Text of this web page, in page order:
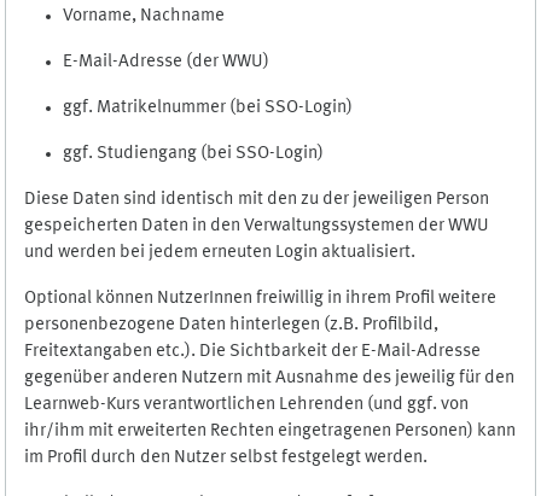
Vorname, Nachname
E-Mail-Adresse (der WWU)
ggf. Matrikelnummer (bei SSO-Login)
ggf. Studiengang (bei SSO-Login)
Diese Daten sind identisch mit den zu der jeweiligen Person
gespeicherten Daten in den Verwaltungssystemen der WWU
und werden bei jedem erneuten Login aktualisiert.
Optional können NutzerInnen freiwillig in ihrem Profil weitere
personenbezogene Daten hinterlegen (z.B. Profilbild,
Freitextangaben etc.). Die Sichtbarkeit der E-Mail-Adresse
gegenüber anderen Nutzern mit Ausnahme des jeweilig für den
Learnweb-Kurs verantwortlichen Lehrenden (und ggf. von
ihr/ihm mit erweiterten Rechten eingetragenen Personen) kann
im Profil durch den Nutzer selbst festgelegt werden.